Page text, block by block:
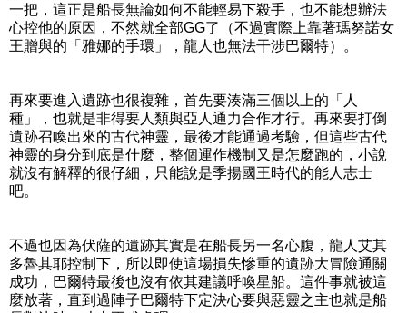
一把，這正是船長無論如何不能輕易下殺手，也不能想辦法
心控他的原因，不然就全部GG了（不過實際上靠著瑪努諾女
王贈與的「雅娜的手環」，龍人也無法干涉巴爾特）。
再來要進入遺跡也很複雜，首先要湊滿三個以上的「人
種」，也就是非得要人類與亞人通力合作才行。再來要打倒
遺跡召喚出來的古代神靈，最後才能通過考驗，但這些古代
神靈的身分到底是什麼，整個運作機制又是怎麼跑的，小說
就沒有解釋的很仔細，只能說是季揚國王時代的能人志士
吧。
不過也因為伏薩的遺跡其實是在船長另一名心腹，龍人艾其
多魯其耶控制下，所以即使這場損失慘重的遺跡大冒險通關
成功，巴爾特最後也沒有依其建議呼喚星船。這件事就被這
麼放著，直到過陣子巴爾特下定決心要與惡靈之主也就是船